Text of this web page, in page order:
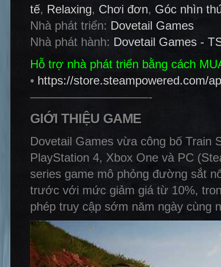
tế, Relaxing, Chơi đơn, Góc nhìn
Nhà phát triển: Dovetail Games
Nhà phát hành: Dovetail Games -
Hỗ trợ nhà phát triển bằng cách
• https://store.steampowered.com/
——————————-
GIỚI THIỆU GAME
Dovetail Games vừa công bố Train
PlayStation 4, Xbox One và PC
series game mô phỏng đường sắt
trước với mức giảm giá từ 10%,
phép truy cập sớm năm ngày cùng